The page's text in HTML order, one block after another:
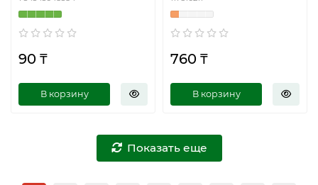
90 ₸
В корзину
760 ₸
В корзину
Показать еще